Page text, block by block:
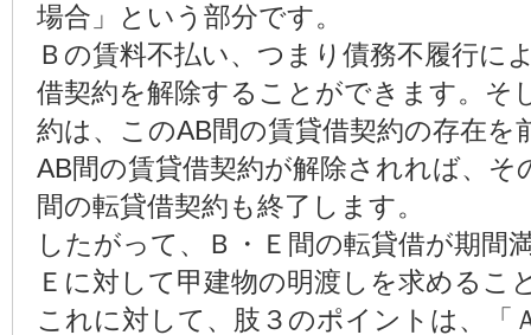
場合」という部分です。
Ｂの賃料不払い、つまり債務不履行に
借契約を解除することができます。そ
約は、このAB間の賃貸借契約の存在を
AB間の賃貸借契約が解除されれば、そ
間の転貸借契約も終了します。
したがって、Ｂ・Ｅ間の転貸借が期間
Ｅに対して甲建物の明渡しを求めるこ
これに対して、肢３のポイントは、「